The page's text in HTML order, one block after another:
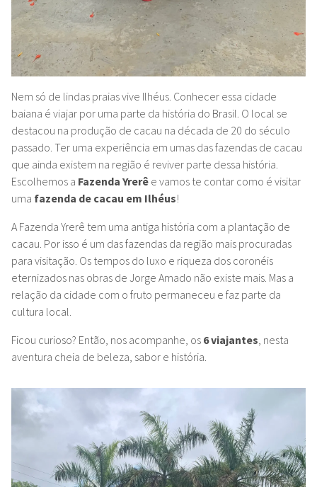
Nem só de lindas praias vive Ilhéus. Conhecer essa cidade
baiana é viajar por uma parte da história do Brasil. O local se
destacou na produção de cacau na década de 20 do século
passado. Ter uma experiência em umas das fazendas de cacau
que ainda existem na região é reviver parte dessa história.
Escolhemos a Fazenda Yrerê e vamos te contar como é visitar
uma fazenda de cacau em Ilhéus!
A Fazenda Yrerê tem uma antiga história com a plantação de
cacau. Por isso é um das fazendas da região mais procuradas
para visitação. Os tempos do luxo e riqueza dos coronéis
eternizados nas obras de Jorge Amado não existe mais. Mas a
relação da cidade com o fruto permaneceu e faz parte da
cultura local.
Ficou curioso? Então, nos acompanhe, os 6 viajantes , nesta
aventura cheia de beleza, sabor e história.